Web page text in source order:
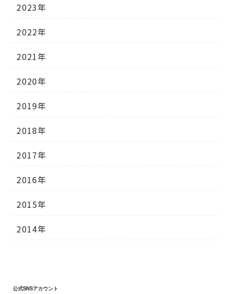
2023年
2022年
2021年
2020年
2019年
2018年
2017年
2016年
2015年
2014年
公式SNSアカウント